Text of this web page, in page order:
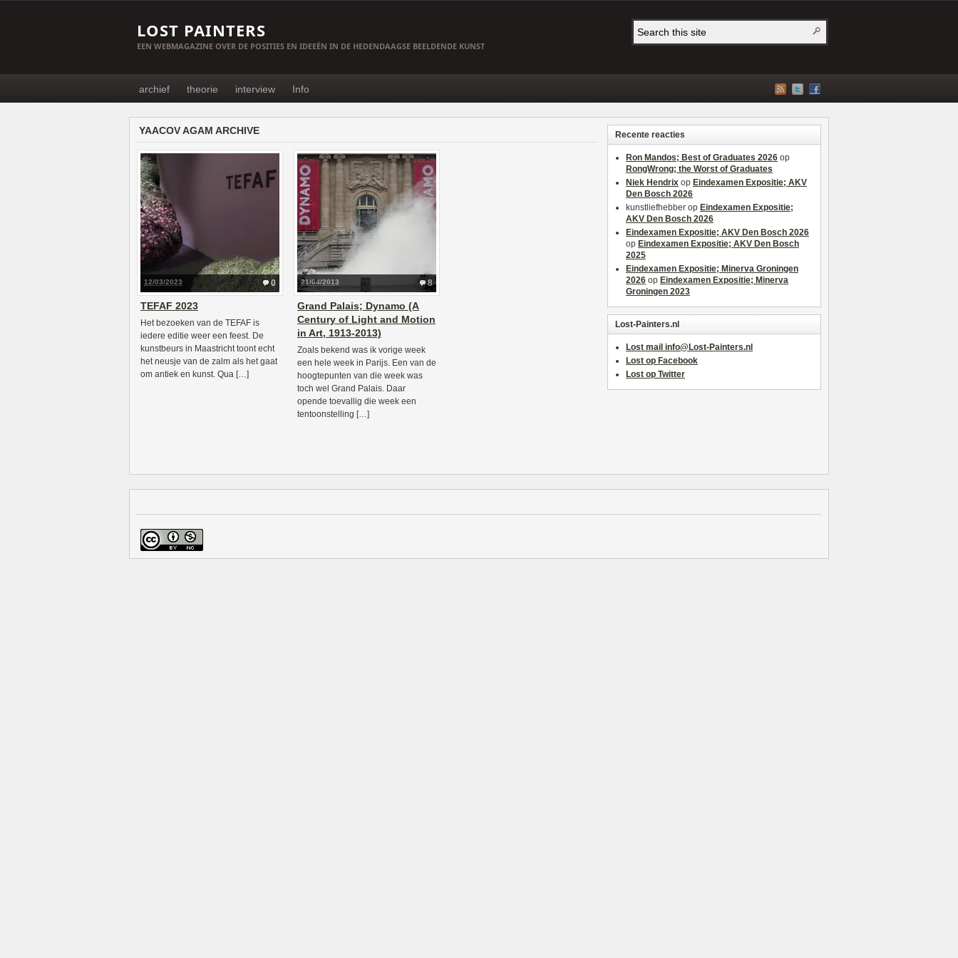
LOST PAINTERS
EEN WEBMAGAZINE OVER DE POSITIES EN IDEEËN IN DE HEDENDAAGSE BEELDENDE KUNST
archief theorie interview Info
YAACOV AGAM ARCHIVE
0
12/03/2023
TEFAF 2023
Het bezoeken van de TEFAF is
iedere editie weer een feest. De
kunstbeurs in Maastricht toont echt
het neusje van de zalm als het gaat
om antiek en kunst. Qua […]
8
21/04/2013
Grand Palais; Dynamo (A
Century of Light and Motion
in Art, 1913-2013)
Zoals bekend was ik vorige week
een hele week in Parijs. Een van de
hoogtepunten van die week was
toch wel Grand Palais. Daar
opende toevallig die week een
tentoonstelling […]
Recente reacties
Ron Mandos; Best of Graduates 2026 op
RongWrong; the Worst of Graduates
Niek Hendrix op Eindexamen Expositie; AKV
Den Bosch 2026
kunstliefhebber op Eindexamen Expositie;
AKV Den Bosch 2026
Eindexamen Expositie; AKV Den Bosch 2026
op Eindexamen Expositie; AKV Den Bosch
2025
Eindexamen Expositie; Minerva Groningen
2026 op Eindexamen Expositie; Minerva
Groningen 2023
Lost-Painters.nl
Lost mail info@Lost-Painters.nl
Lost op Facebook
Lost op Twitter